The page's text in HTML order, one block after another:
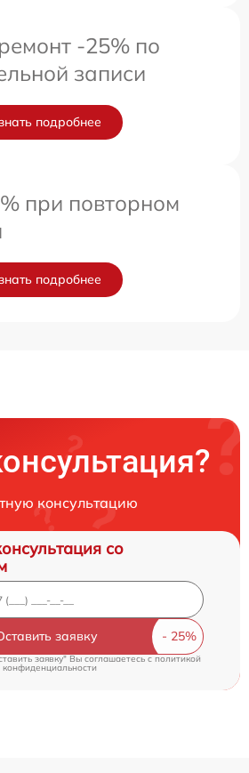
-25% по
записи
подробнее
при повторном
подробнее
консультацию
со
заявку
заявку" Вы соглашаетесь c политикой
конфиденциальности